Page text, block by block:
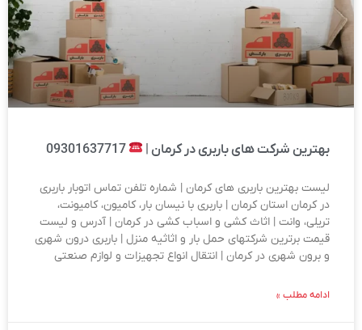
بهترین شرکت های باربری در کرمان | 09301637717
لیست بهترین باربری های کرمان | شماره تلفن تماس اتوبار باربری
در کرمان استان کرمان | باربری با نیسان بار، کامیون، کامیونت،
تریلی، وانت | اثاث کشی و اسباب کشی در کرمان | آدرس و لیست
قیمت برترین شرکتهای حمل بار و اثاثیه منزل | باربری درون شهری
و برون شهری در کرمان | انتقال انواع تجهیزات و لوازم صنعتی
ادامه مطلب »